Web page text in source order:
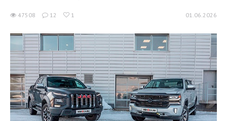
47508 12 1 01.06.2026